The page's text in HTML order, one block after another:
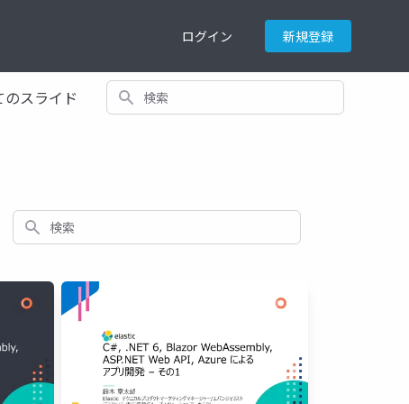
ログイン 新規登録
のスライド 検索
検索